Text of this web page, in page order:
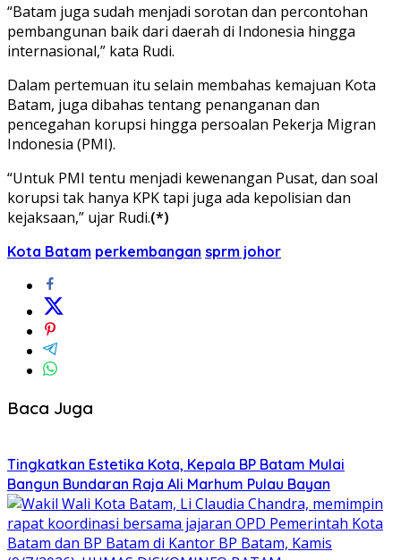
“Batam juga sudah menjadi sorotan dan percontohan
pembangunan baik dari daerah di Indonesia hingga
internasional,” kata Rudi.
Dalam pertemuan itu selain membahas kemajuan Kota
Batam, juga dibahas tentang penanganan dan
pencegahan korupsi hingga persoalan Pekerja Migran
Indonesia (PMI).
“Untuk PMI tentu menjadi kewenangan Pusat, dan soal
korupsi tak hanya KPK tapi juga ada kepolisian dan
kejaksaan,” ujar Rudi.(*)
Kota Batam perkembangan sprm johor
Baca Juga
Tingkatkan Estetika Kota, Kepala BP Batam Mulai
Bangun Bundaran Raja Ali Marhum Pulau Bayan